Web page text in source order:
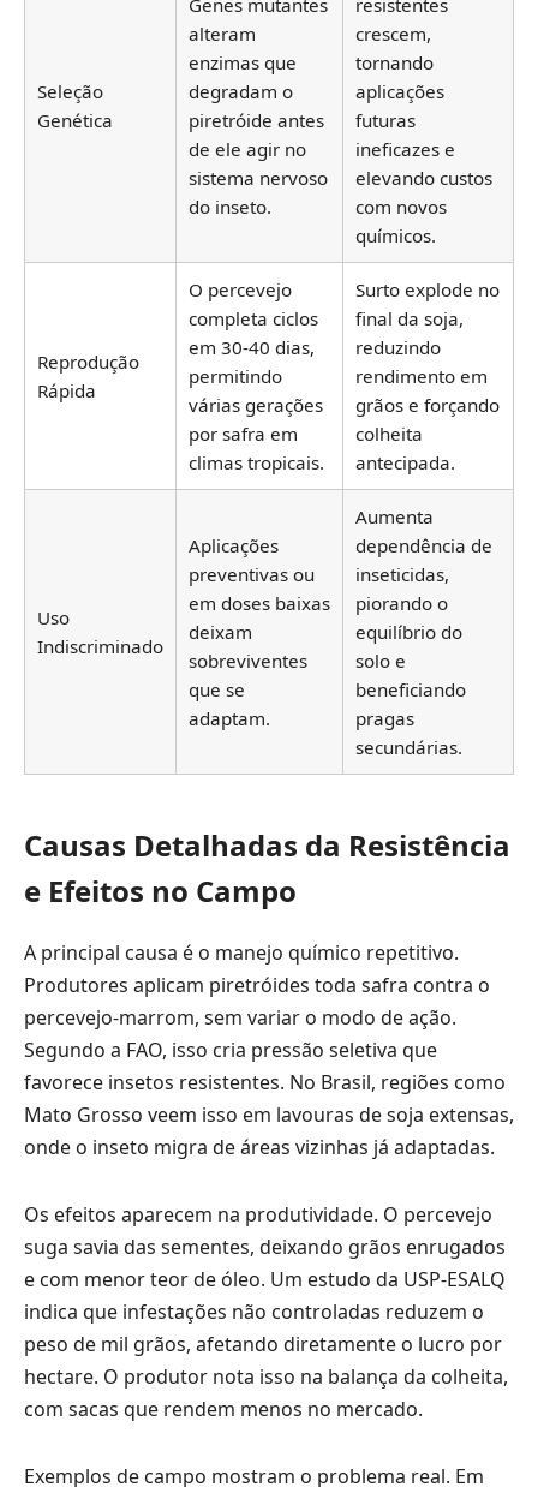
Seleção
Genética
Genes mutantes
alteram
enzimas que
degradam o
piretróide antes
de ele agir no
sistema nervoso
do inseto.
resistentes
crescem,
tornando
aplicações
futuras
ineficazes e
elevando custos
com novos
químicos.
Reprodução
Rápida
O percevejo
completa ciclos
em 30-40 dias,
permitindo
várias gerações
por safra em
climas tropicais.
Surto explode no
final da soja,
reduzindo
rendimento em
grãos e forçando
colheita
antecipada.
Uso
Indiscriminado
Aplicações
preventivas ou
em doses baixas
deixam
sobreviventes
que se
adaptam.
Aumenta
dependência de
inseticidas,
piorando o
equilíbrio do
solo e
beneficiando
pragas
secundárias.
Causas Detalhadas da Resistência
e Efeitos no Campo
A principal causa é o manejo químico repetitivo.
Produtores aplicam piretróides toda safra contra o
percevejo-marrom, sem variar o modo de ação.
Segundo a FAO, isso cria pressão seletiva que
favorece insetos resistentes. No Brasil, regiões como
Mato Grosso veem isso em lavouras de soja extensas,
onde o inseto migra de áreas vizinhas já adaptadas.
Os efeitos aparecem na produtividade. O percevejo
suga savia das sementes, deixando grãos enrugados
e com menor teor de óleo. Um estudo da USP-ESALQ
indica que infestações não controladas reduzem o
peso de mil grãos, afetando diretamente o lucro por
hectare. O produtor nota isso na balança da colheita,
com sacas que rendem menos no mercado.
Exemplos de campo mostram o problema real. Em